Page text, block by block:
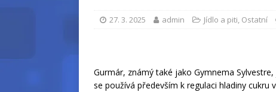
27. 3. 2025 admin Jídlo a piti, Ostatní
Gurmár, známý také jako Gymnema
se používá především k regulaci hladiny